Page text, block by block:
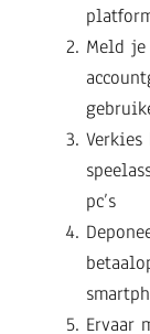
Meld
pc’s
Ervaar